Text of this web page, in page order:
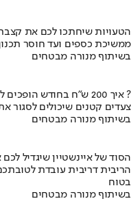
הטעויות שיחתכו לכם את
ממשיכת כספים ועד חוסר
בשיתוף מנורה מבטחים
איך 200 ש"ח בחודש הופכים ל140 אלף ?
צעדים קטנים שיכולים לסגור
בשיתוף מנורה מבטחים
הסוד של איינשטיין שיגדיל
הריבית דריבית עובדת
בטוח
בשיתוף מנורה מבטחים